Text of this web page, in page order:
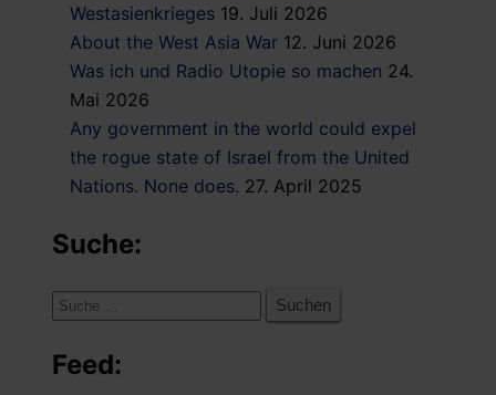
Westasienkrieges 19. Juli 2026
About the West Asia War 12. Juni 2026
Was ich und Radio Utopie so machen 24.
Mai 2026
Any government in the world could expel
the rogue state of Israel from the United
Nations. None does. 27. April 2025
Suche:
Suche
Feed: